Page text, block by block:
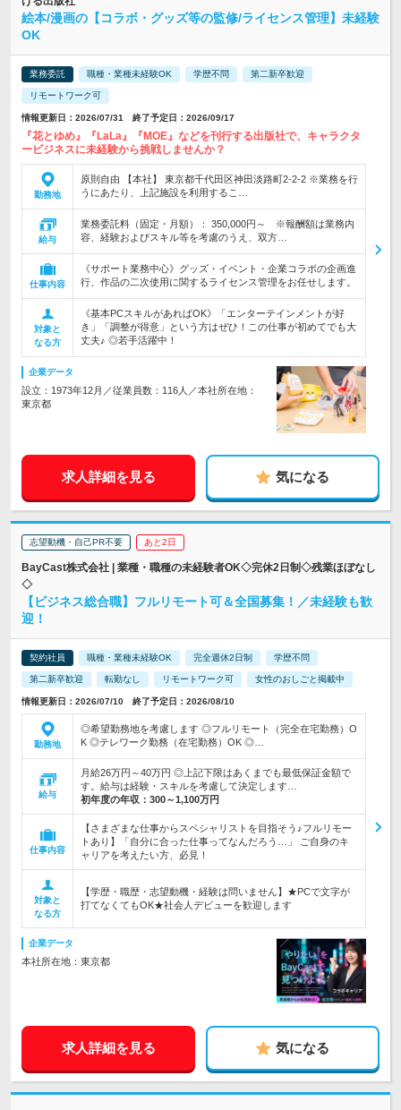
絵本/漫画の【コラボ・グッズ等の監修/ライセンス管理】未経験
OK
業務委託 職種・業種未経験OK 学歴不問 第二新卒歓迎
リモートワーク可
情報更新日：2026/07/31 終了予定日：2026/09/17
『花とゆめ』『LaLa』『MOE』などを刊行する出版社で、キャラクタ
ービジネスに未経験から挑戦しませんか？
勤務地
原則自由 【本社】 東京都千代田区神田淡路町2-2-2 ※業務を行
うにあたり、上記施設を利用するこ…
給与
業務委託料（固定・月額）： 350,000円～ ※報酬額は業務内
容、経験およびスキル等を考慮のうえ、双方…
仕事内容
《サポート業務中心》グッズ・イベント・企業コラボの企画進
行、作品の二次使用に関するライセンス管理をお任せします。
対象と
なる方
《基本PCスキルがあればOK》「エンターテインメントが好
き」「調整が得意」という方はぜひ！この仕事が初めてでも大
丈夫♪ ◎若手活躍中！
企業データ
設立：1973年12月／従業員数：116人／本社所在地：
東京都
求人詳細を見る 気になる
志望動機・自己PR不要 あと2日
BayCast株式会社 | 業種・職種の未経験者OK◇完休2日制◇残業ほぼなし
◇
【ビジネス総合職】フルリモート可＆全国募集！／未経験も歓
迎！
契約社員 職種・業種未経験OK 完全週休2日制 学歴不問
第二新卒歓迎 転勤なし リモートワーク可 女性のおしごと掲載中
情報更新日：2026/07/10 終了予定日：2026/08/10
勤務地
◎希望勤務地を考慮します ◎フルリモート（完全在宅勤務）O
K ◎テレワーク勤務（在宅勤務）OK ◎…
給与
月給26万円～40万円 ◎上記下限はあくまでも最低保証金額で
す。給与は経験・スキルを考慮して決定します…
初年度の年収： 300～1,100万円
仕事内容
【さまざまな仕事からスペシャリストを目指そう♪フルリモー
トあり】「自分に合った仕事ってなんだろう…」 ご自身のキ
ャリアを考えたい方、必見！
対象と
なる方
【学歴・職歴・志望動機・経験は問いません】★PCで文字が
打てなくてもOK★社会人デビューを歓迎します
企業データ
本社所在地：東京都
求人詳細を見る 気になる